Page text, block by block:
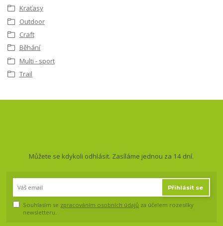
Kraťasy
Outdoor
Craft
Běhání
Multi - sport
Trail
Můžete se kdykoli odhlásit. Zasíláme jednou za 14 dní.
Přihlásit se
Souhlasím se zpracováním osobních údajů za účelem rozesílky
newsletteru.